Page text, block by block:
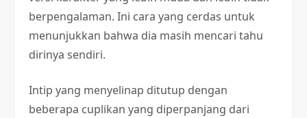
berpengalaman. Ini cara yang cerdas untuk
menunjukkan bahwa dia masih mencari tahu
dirinya sendiri.
Intip yang menyelinap ditutup dengan
beberapa cuplikan yang diperpanjang dari